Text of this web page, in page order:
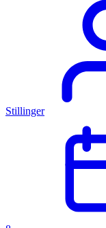
Stillinger